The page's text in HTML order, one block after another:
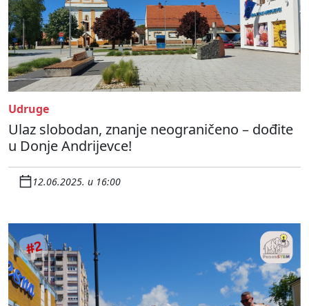
Udruge
Ulaz slobodan, znanje neograničeno – dođite
u Donje Andrijevce!
12.06.2025. u 16:00